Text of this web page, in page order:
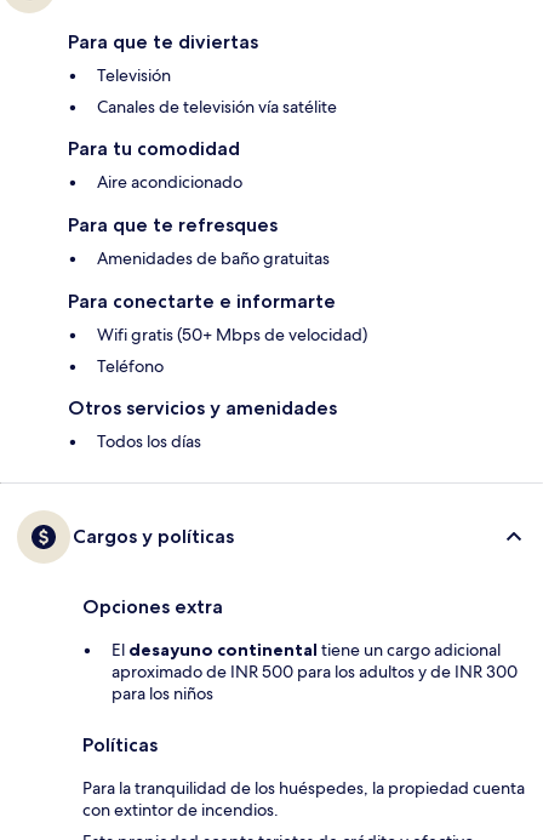
Para que te diviertas
Televisión
Canales de televisión vía satélite
Para tu comodidad
Aire acondicionado
Para que te refresques
Amenidades de baño gratuitas
Para conectarte e informarte
Wifi gratis (50+ Mbps de velocidad)
Teléfono
Otros servicios y amenidades
Todos los días
Cargos y políticas
Opciones extra
El desayuno continental tiene un cargo adicional
aproximado de INR 500 para los adultos y de INR 300
para los niños
Políticas
Para la tranquilidad de los huéspedes, la propiedad cuenta
con extintor de incendios.